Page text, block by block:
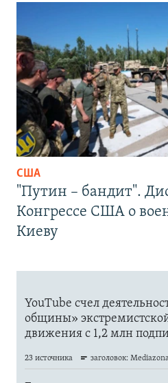
США
"Путин – бандит".
Конгрессе США о
Киеву